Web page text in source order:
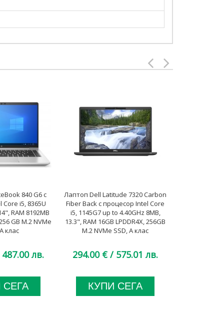
840 G6 с
i5, 8365U
RAM 8192MB
GB M.2 NVMe
клас
лв.
СЕГА
Лаптоп Dell Latitude 7320 Carbon
Fiber Back с процесор Intel Core
i5, 1145G7 up to 4.40GHz 8MB,
13.3", RAM 16GB LPDDR4X, 256GB
M.2 NVMe SSD, A клас
294.00 € / 575.01 лв.
КУПИ СЕГА